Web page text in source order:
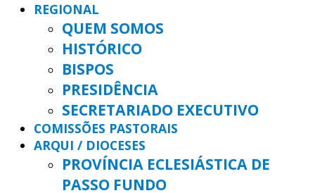
REGIONAL
QUEM SOMOS
HISTÓRICO
BISPOS
PRESIDÊNCIA
SECRETARIADO EXECUTIVO
COMISSÕES PASTORAIS
ARQUI / DIOCESES
PROVÍNCIA ECLESIÁSTICA DE
PASSO FUNDO